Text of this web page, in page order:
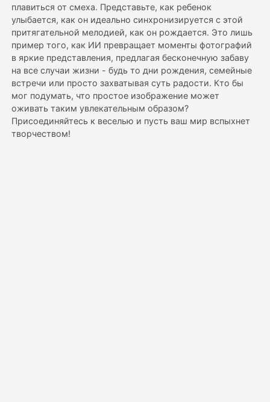
API
плавиться от смеха. Представьте, как ребенок
улыбается, как он идеально синхронизируется с этой
притягательной мелодией, как он рождается. Это лишь
пример того, как ИИ превращает моменты фотографий
в яркие представления, предлагая бесконечную забаву
на все случаи жизни - будь то дни рождения, семейные
встречи или просто захватывая суть радости. Кто бы
мог подумать, что простое изображение может
оживать таким увлекательным образом?
Присоединяйтесь к веселью и пусть ваш мир вспыхнет
творчеством!